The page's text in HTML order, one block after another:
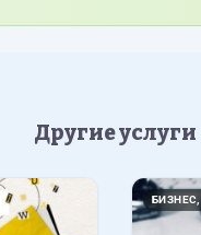
Другие услуги